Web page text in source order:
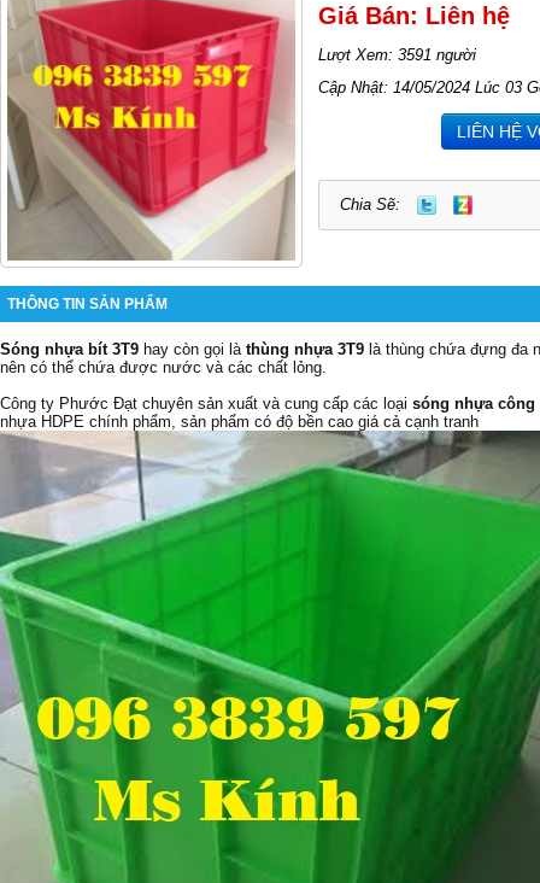
Giá Bán: Liên hệ
Lượt Xem: 3591 người
Cập Nhật: 14/05/2024 Lúc 03
LIÊN HỆ
Chia Sẽ:
THÔNG TIN SẢN PHẨM
Sóng nhựa bít 3T9 hay còn gọi là thùng nhựa 3T9 là thùng chứa đựng đa
nên có thể chứa được nước và các chất lỏng.
Công ty Phước Đạt chuyên sản xuất và cung cấp các loại sóng nhựa công
nhựa HDPE chính phẩm, sản phẩm có độ bền cao giá cả cạnh tranh